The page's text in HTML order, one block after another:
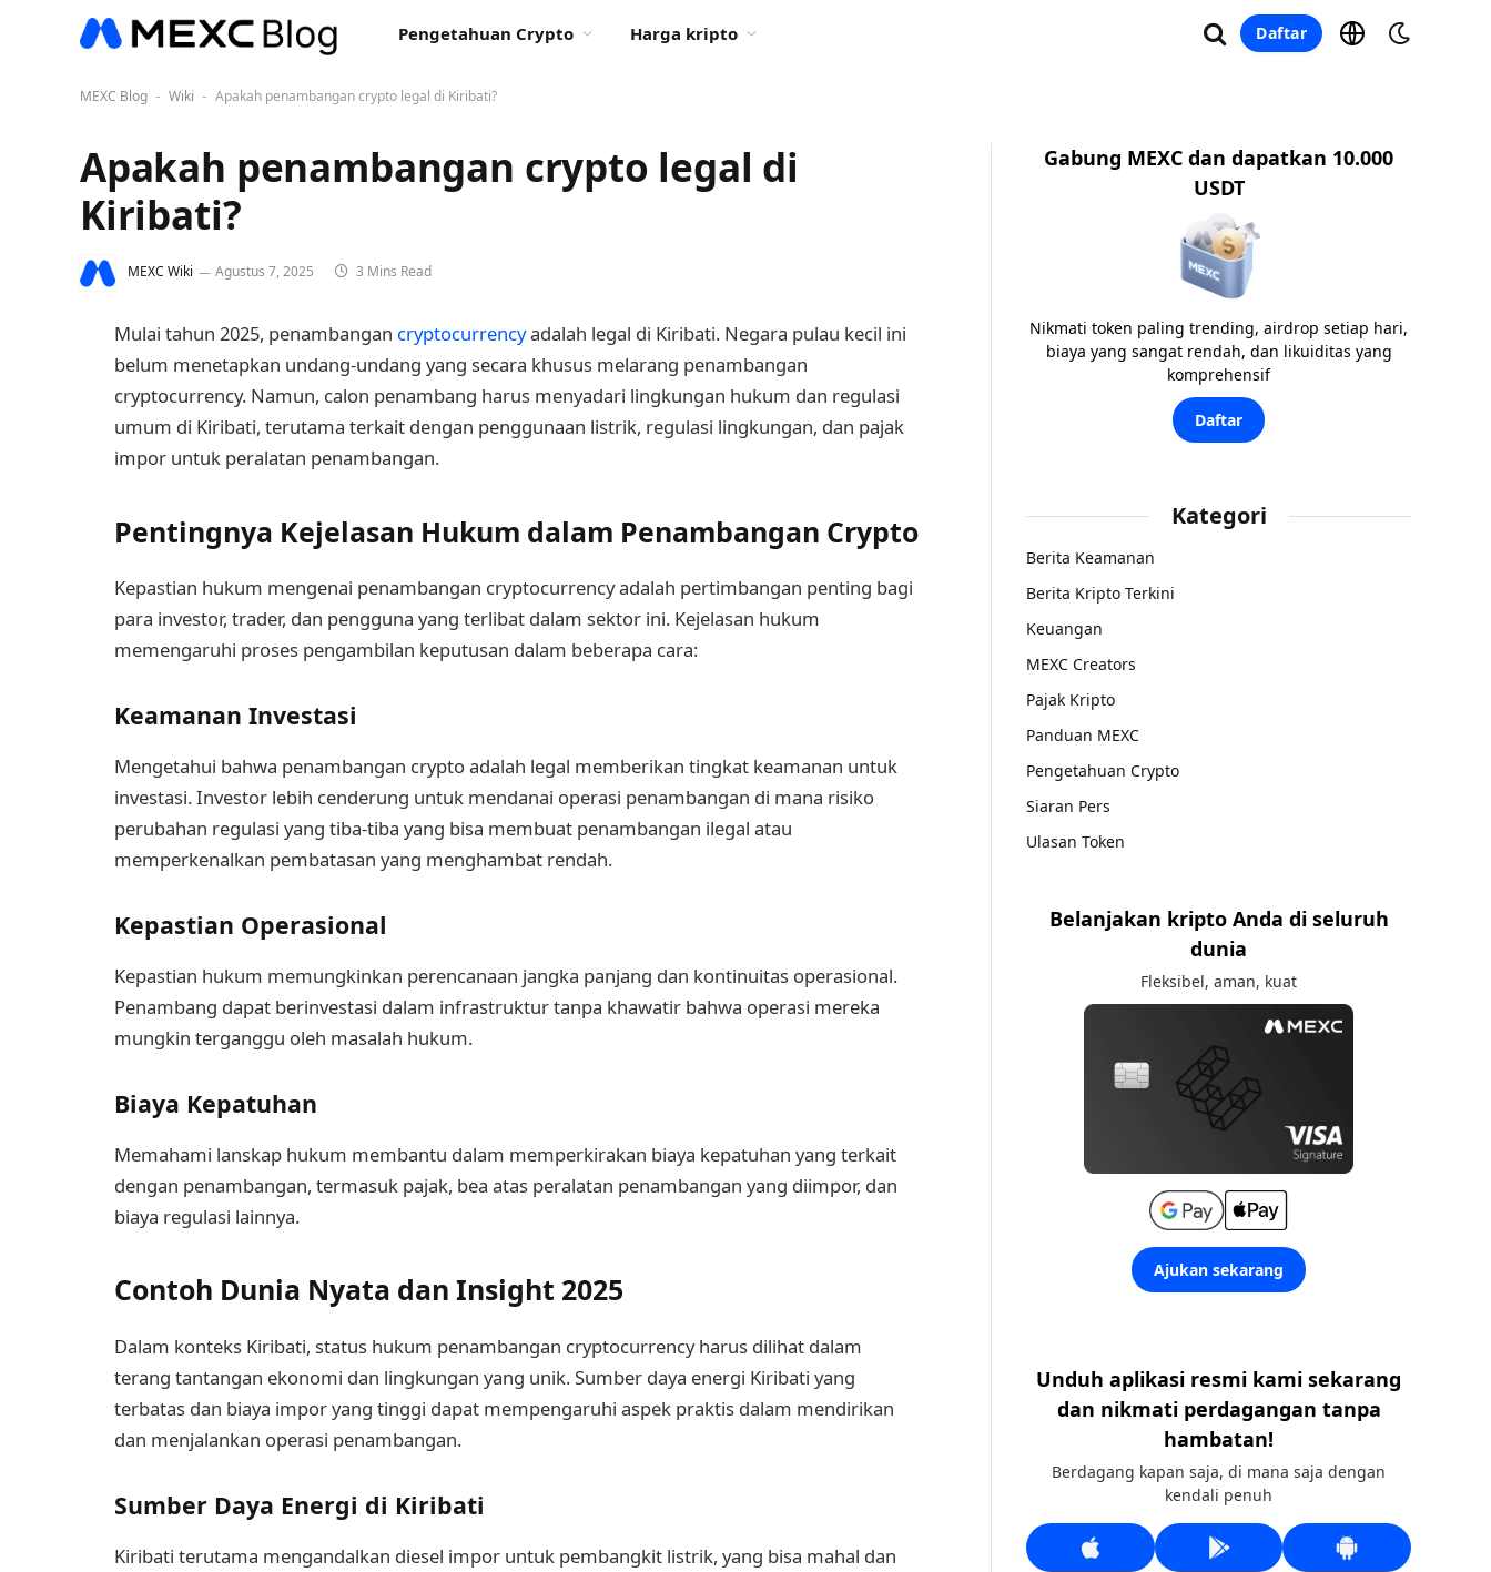
Pengetahuan Crypto Harga kripto Daftar
MEXC Blog - Wiki - Apakah penambangan crypto legal di Kiribati?
Apakah penambangan crypto legal di
Kiribati?
MEXC Wiki Agustus 7, 2025 3 Mins Read
Mulai tahun 2025, penambangan cryptocurrencyadalah legal di Kiribati. Negara pulau kecil ini
belum menetapkan undang-undang yang secara khusus melarang penambangan
cryptocurrency. Namun, calon penambang harus menyadari lingkungan hukum dan regulasi
umum di Kiribati, terutama terkait dengan penggunaan listrik, regulasi lingkungan, dan pajak
impor untuk peralatan penambangan.
Pentingnya Kejelasan Hukum dalam Penambangan Crypto
Kepastian hukum mengenai penambangan cryptocurrency adalah pertimbangan penting bagi
para investor, trader, dan pengguna yang terlibat dalam sektor ini. Kejelasan hukum
memengaruhi proses pengambilan keputusan dalam beberapa cara:
Keamanan Investasi
Mengetahui bahwa penambangan crypto adalah legal memberikan tingkat keamanan untuk
investasi. Investor lebih cenderung untuk mendanai operasi penambangan di mana risiko
perubahan regulasi yang tiba-tiba yang bisa membuat penambangan ilegal atau
memperkenalkan pembatasan yang menghambat rendah.
Kepastian Operasional
Kepastian hukum memungkinkan perencanaan jangka panjang dan kontinuitas operasional.
Penambang dapat berinvestasi dalam infrastruktur tanpa khawatir bahwa operasi mereka
mungkin terganggu oleh masalah hukum.
Biaya Kepatuhan
Memahami lanskap hukum membantu dalam memperkirakan biaya kepatuhan yang terkait
dengan penambangan, termasuk pajak, bea atas peralatan penambangan yang diimpor, dan
biaya regulasi lainnya.
Contoh Dunia Nyata dan Insight 2025
Dalam konteks Kiribati, status hukum penambangan cryptocurrency harus dilihat dalam
terang tantangan ekonomi dan lingkungan yang unik. Sumber daya energi Kiribati yang
terbatas dan biaya impor yang tinggi dapat mempengaruhi aspek praktis dalam mendirikan
dan menjalankan operasi penambangan.
Sumber Daya Energi di Kiribati
Kiribati terutama mengandalkan diesel impor untuk pembangkit listrik, yang bisa mahal dan
Gabung MEXC dan dapatkan 10.000
USDT
Nikmati token paling trending, airdrop setiap hari,
biaya yang sangat rendah, dan likuiditas yang
komprehensif
Daftar
Kategori
Berita Keamanan
Berita Kripto Terkini
Keuangan
MEXC Creators
Pajak Kripto
Panduan MEXC
Pengetahuan Crypto
Siaran Pers
Ulasan Token
Belanjakan kripto Anda di seluruh
dunia
Fleksibel, aman, kuat
Ajukan sekarang
Unduh aplikasi resmi kami sekarang
dan nikmati perdagangan tanpa
hambatan!
Berdagang kapan saja, di mana saja dengan
kendali penuh